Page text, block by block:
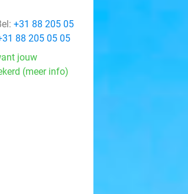
+31 88 205 05
88 205 05 05
jouw
(meer info)